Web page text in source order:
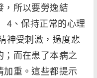
，所以要勞逸結
、保持正常的心理
受刺激，過度悲
而在患了本病之
重。這些都提示